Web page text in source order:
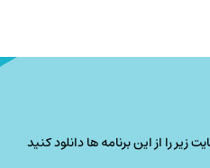
را از این برنامه ها دانلود کنید